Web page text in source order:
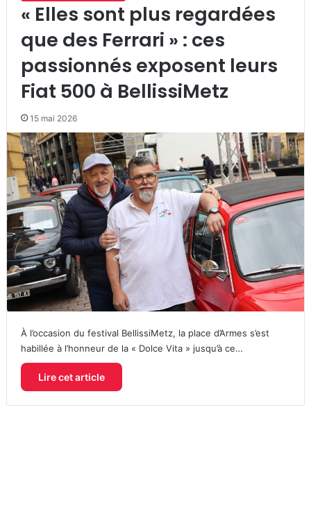
« Elles sont plus regardées
que des Ferrari » : ces
passionnés exposent leurs
Fiat 500 à BellissiMetz
15 mai 2026
À l’occasion du festival BellissiMetz, la place d’Armes s’est
habillée à l’honneur de la « Dolce Vita » jusqu’à ce…
Lire cet article